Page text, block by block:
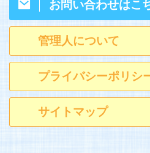
お問い合わせはこ
管理人について
プライバシーポリシ
サイトマップ